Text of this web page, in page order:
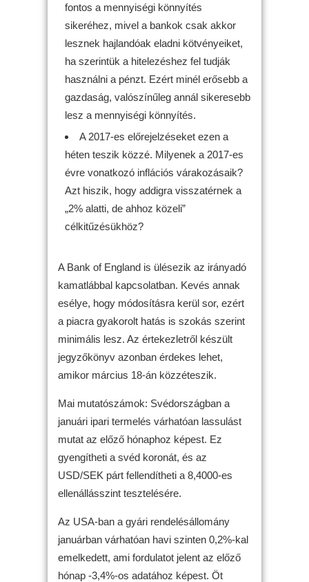
fontos a mennyiségi könnyítés
sikeréhez, mivel a bankok csak akkor
lesznek hajlandóak eladni kötvényeiket,
ha szerintük a hitelezéshez fel tudják
használni a pénzt. Ezért minél erősebb a
gazdaság, valószínűleg annál sikeresebb
lesz a mennyiségi könnyítés.
A 2017-es előrejelzéseket ezen a
héten teszik közzé. Milyenek a 2017-es
évre vonatkozó inflációs várakozásaik?
Azt hiszik, hogy addigra visszatérnek a
„2% alatti, de ahhoz közeli”
célkitűzésükhöz?
A Bank of England is ülésezik az irányadó
kamatlábbal kapcsolatban. Kevés annak
esélye, hogy módosításra kerül sor, ezért
a piacra gyakorolt hatás is szokás szerint
minimális lesz. Az értekezletről készült
jegyzőkönyv azonban érdekes lehet,
amikor március 18-án közzéteszik.
Mai mutatószámok: Svédországban a
januári ipari termelés várhatóan lassulást
mutat az előző hónaphoz képest. Ez
gyengítheti a svéd koronát, és az
USD/SEK párt fellendítheti a 8,4000-es
ellenállásszint tesztelésére.
Az USA-ban a gyári rendelésállomány
januárban várhatóan havi szinten 0,2%-kal
emelkedett, ami fordulatot jelent az előző
hónap -3,4%-os adatához képest. Öt